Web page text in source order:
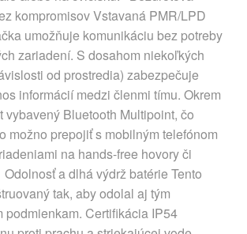
kompromisov Vstavaná PMR/LPD
umožňuje komunikáciu bez potreby
zariadení. S dosahom niekoľkých
od prostredia) zabezpečuje
informácií medzi členmi tímu. Okrem
vybavený Bluetooth Multipoint, čo
možno prepojiť s mobilným telefónom
na hands-free hovory či
a dlhá výdrž batérie Tento
tak, aby odolal aj tým
podmienkam. Certifikácia IP54